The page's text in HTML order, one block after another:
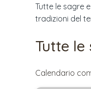
Tutte le sagre
tradizioni del
Tutte le
Calendario